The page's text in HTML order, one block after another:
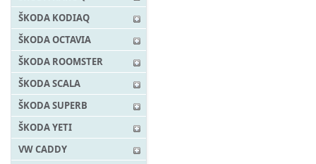
ŠKODA KODIAQ
ŠKODA OCTAVIA
ŠKODA ROOMSTER
ŠKODA SCALA
ŠKODA SUPERB
ŠKODA YETI
VW CADDY